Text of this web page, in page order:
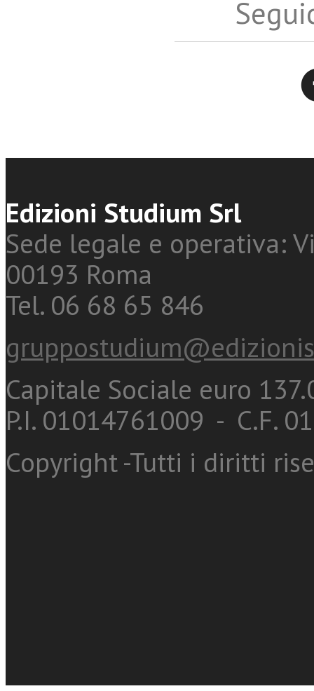
Edizioni Studium Srl
Sede legale e operativa:
00193 Roma
Tel. 06 68 65 846
Capitale Sociale euro
P.I. 01014761009 - C.F.
Copyright -Tutti i diritti